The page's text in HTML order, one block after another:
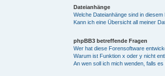
Dateianhänge
Welche Dateianhänge sind in
Kann ich eine Übersicht all meiner
phpBB3 betreffende Fragen
Wer hat diese Forensoftware
Warum ist Funktion x oder y nicht
An wen soll ich mich wenden, falls